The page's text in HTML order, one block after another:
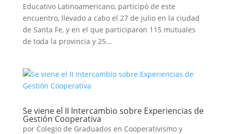
Educativo Latinoamericano, participó de este
encuentro, llevado a cabo el 27 de julio en la ciudad
de Santa Fe, y en el que participaron 115 mutuales
de toda la provincia y 25...
Se viene el II Intercambio sobre Experiencias de
Gestión Cooperativa
por Colegio de Graduados en Cooperativismo y